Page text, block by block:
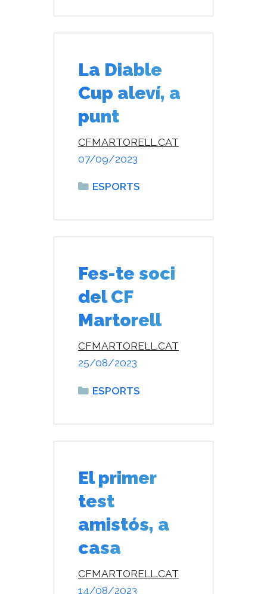
La Diable
Cup aleví, a
punt
07/09/2023
CFMARTORELL.CAT
Categories
ESPORTS
Fes-te soci
del CF
Martorell
25/08/2023
CFMARTORELL.CAT
Categories
ESPORTS
El primer
test
amistós, a
casa
14/08/2023
CFMARTORELL.CAT